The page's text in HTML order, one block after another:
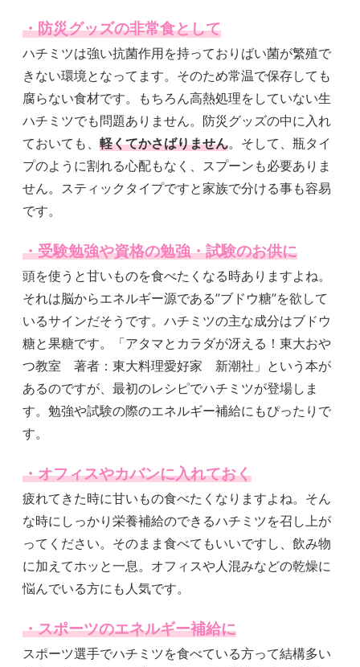
・防災グッズの非常食として
ハチミツは強い抗菌作用を持っておりばい菌が繁殖で
きない環境となってます。そのため常温で保存しても
腐らない食材です。もちろん高熱処理をしていない生
ハチミツでも問題ありません。防災グッズの中に入れ
ておいても、 軽くてかさばりません。そして、瓶タイ
プのように割れる心配もなく、スプーンも必要ありま
せん。スティックタイプですと家族で分ける事も容易
です。
・受験勉強や資格の勉強・試験のお供に
頭を使うと甘いものを食べたくなる時ありますよね。
それは脳からエネルギー源である”ブドウ糖”を欲して
いるサインだそうです。ハチミツの主な成分はブドウ
糖と果糖です。「アタマとカラダが冴える！東大おや
つ教室 著者：東大料理愛好家 新潮社」という本が
あるのですが、最初のレシピでハチミツが登場しま
す。勉強や試験の際のエネルギー補給にもぴったりで
す。
・オフィスやカバンに入れておく
疲れてきた時に甘いもの食べたくなりますよね。そん
な時にしっかり栄養補給のできるハチミツを召し上が
ってください。そのまま食べてもいいですし、飲み物
に加えてホッと一息。オフィスや人混みなどの乾燥に
悩んでいる方にも人気です。
・スポーツのエネルギー補給に
スポーツ選手でハチミツを食べている方って結構多い